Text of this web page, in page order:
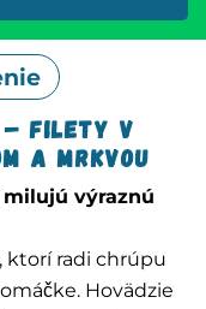
– Filety v
a mrkvou
výraznú
ktorí radi chrúpu
Hovädzie